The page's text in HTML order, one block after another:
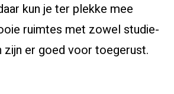
kun je ter plekke mee
ruimtes met zowel studie-
zijn er goed voor toegerust.